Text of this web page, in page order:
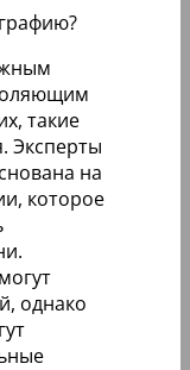
такие
Эксперты
на
которое
однако